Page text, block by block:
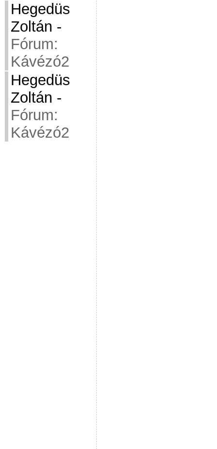
Hegedüs
Zoltán -
Fórum:
Kávézó2
Hegedüs
Zoltán -
Fórum:
Kávézó2